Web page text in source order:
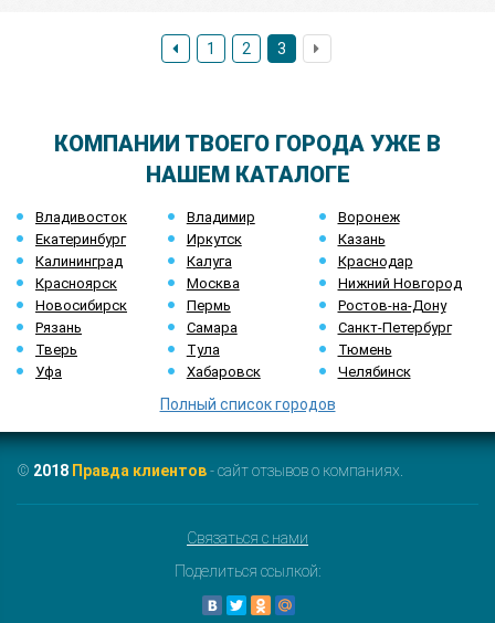
1 2 3
КОМПАНИИ ТВОЕГО ГОРОДА УЖЕ В
НАШЕМ КАТАЛОГЕ
Владивосток Владимир
Воронеж
Екатеринбург
Иркутск
Казань
Калининград
Калуга
Краснодар
Красноярск
Москва
Нижний Новгород
Новосибирск
Пермь
Ростов-на-Дону
Рязань
Самара
Санкт-Петербург
Тверь
Тула
Тюмень
Уфа
Хабаровск Челябинск
Полный список городов
© 2018 Правда клиентов- сайт отзывов о компаниях.
Связаться с нами
Поделиться ссылкой: